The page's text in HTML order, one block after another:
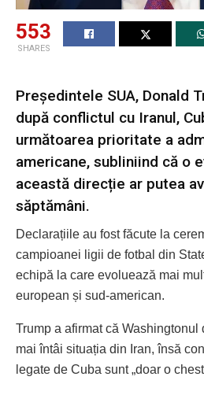
553
SHARES
Președintele SUA, Donald
după conflictul cu Iranul,
următoarea prioritate a
americane, subliniind că o
această direcție ar putea
săptămâni.
Declarațiile au fost făcute la
campioanei ligii de fotbal din
echipă la care evoluează mai
european și sud-american.
Trump a afirmat că
mai întâi situația din Iran, însă
legate de Cuba sunt „doar o